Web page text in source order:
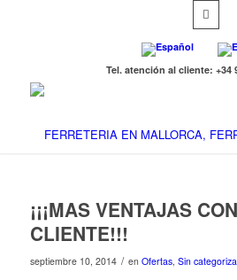
Tel. atención al cliente: +34
¡¡¡MAS VENTAJAS
CLIENTE!!!
septiembre 10, 2014 / en Ofertas, Sin